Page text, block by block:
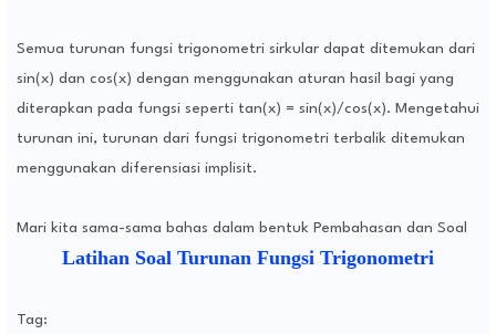
Semua turunan fungsi trigonometri sirkular dapat ditemukan dari
sin(x) dan cos(x) dengan menggunakan aturan hasil bagi yang
diterapkan pada fungsi seperti tan(x) = sin(x)/cos(x). Mengetahui
turunan ini, turunan dari fungsi trigonometri terbalik ditemukan
menggunakan diferensiasi implisit.
Mari kita sama-sama bahas dalam bentuk Pembahasan dan Soal
Latihan Soal Turunan Fungsi Trigonometri
Tag: